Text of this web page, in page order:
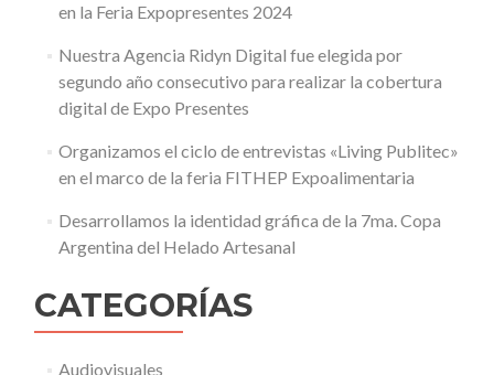
en la Feria Expopresentes 2024
Nuestra Agencia Ridyn Digital fue elegida por
segundo año consecutivo para realizar la cobertura
digital de Expo Presentes
Organizamos el ciclo de entrevistas «Living Publitec»
en el marco de la feria FITHEP Expoalimentaria
Desarrollamos la identidad gráfica de la 7ma. Copa
Argentina del Helado Artesanal
CATEGORÍAS
Audiovisuales